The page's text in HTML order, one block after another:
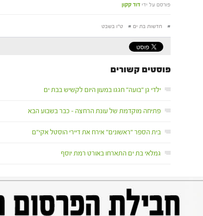
פורסם על ידי דוד קקון
# חדשות בת ים # ט"ו בשבט
פוסטים קשורים
ילדי גן "בועה" חגגו במעון היום לקשיש בבת ים
פתיחה מוקדמת של עונת הרחצה – כבר בשבוע הבא
בית הספר "ראשונים" אירח את דיירי הוסטל אקי"ם
גמלאי בת ים התארחו באורט רמת יוסף